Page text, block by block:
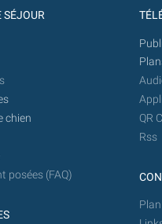
SÉJOUR
chien
posées (FAQ)
QR
Rss